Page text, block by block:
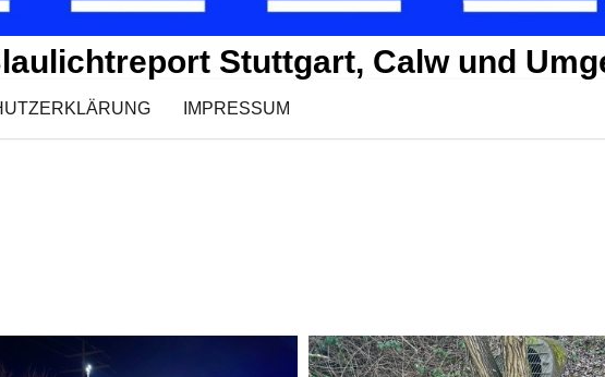
Stuttgart, Calw und
IMPRESSUM